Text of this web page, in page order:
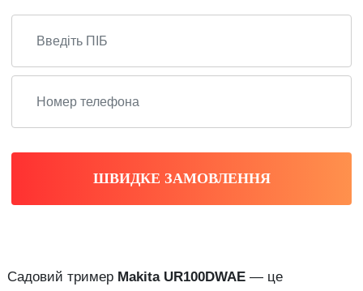
ШВИДКЕ ЗАМОВЛЕННЯ
Садовий тример Makita UR100DWAE — це